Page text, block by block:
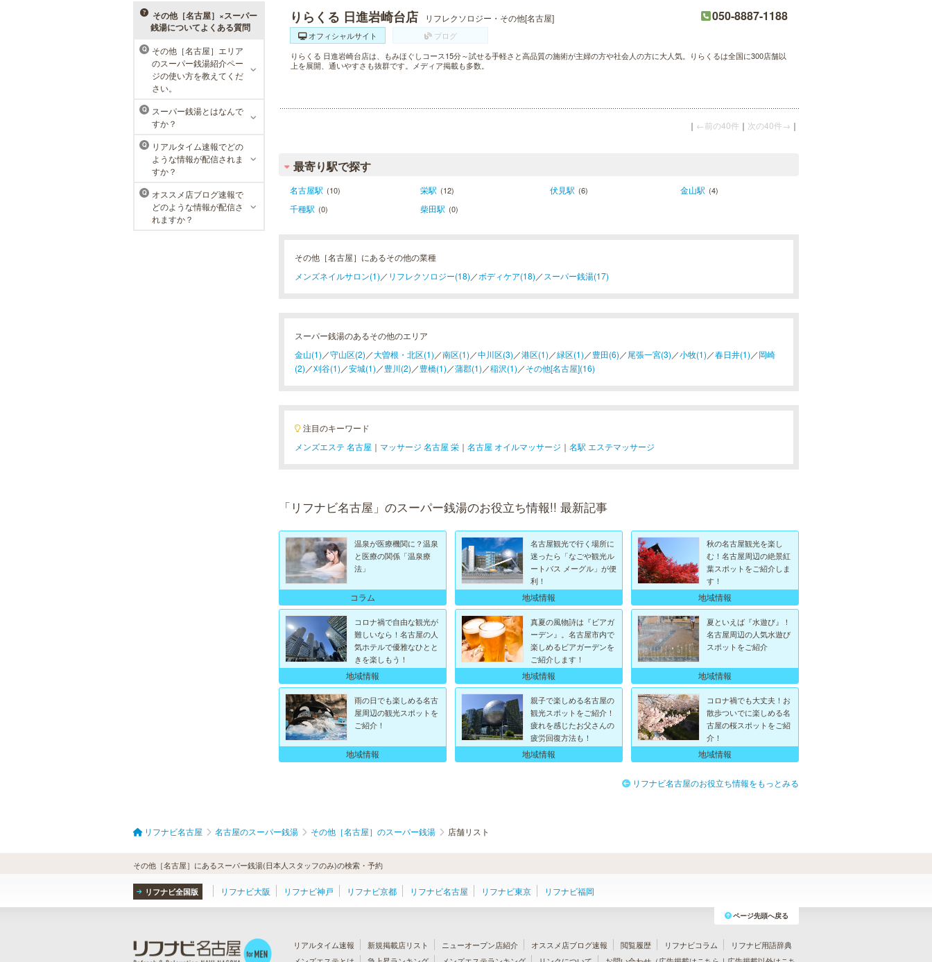
メニューをご用意。お得な体験コー
スも多数！
MEN’S TBC 名古屋本店
メンズTBCは、創業以来男性の健康
的な美を追究してきました。豊富な
脱毛メニューを始め、フェイシャル
ケア、下腹引き締め等、各種お得な
体験コースを取り揃えています。選
べる種類の多さで初めての方も安心
です。
その他［名古屋］×スーパー
銭湯についてよくある質問
Q
その他［名古屋］エリア
のスーパー銭湯紹介ペー
ジの使い方を教えてくだ
さい。
Q
スーパー銭湯とはなんで
すか？
Q
リアルタイム速報でどの
ような情報が配信されま
すか？
Q
オススメ店ブログ速報で
どのような情報が配信さ
れますか？
りらくる 日進岩崎台店 リフレクソロジー・その他[名古屋] 050-8887-1188
オフィシャルサイト
ブログ
りらくる 日進岩崎台店は、もみほぐしコース15分～試せる手軽さと高品質の施術が主婦の方や社会人の方に大人気。りらくるは全国に300店舗以
上を展開、通いやすさも抜群です。メディア掲載も多数。
｜ ←前の40件 ｜ 次の40件→ ｜
最寄り駅で探す
名古屋駅 (10) 栄駅 (12) 伏見駅 (6) 金山駅 (4)
千種駅 (0) 柴田駅 (0)
その他［名古屋］にあるその他の業種
メンズネイルサロン(1) ／ リフレクソロジー(18) ／ボディケア(18) ／ スーパー銭湯(17)
スーパー銭湯のあるその他のエリア
金山(1) ／守山区(2) ／大曽根・北区(1) ／南区(1) ／中川区(3) ／港区(1) ／緑区(1) ／豊田(6) ／尾張一宮(3) ／小牧(1) ／春日井(1) ／岡崎
(2) ／刈谷(1) ／安城(1) ／豊川(2) ／豊橋(1) ／蒲郡(1) ／稲沢(1) ／その他[名古屋](16)
注目のキーワード
メンズエステ 名古屋 ｜ マッサージ 名古屋 栄 ｜ 名古屋 オイルマッサージ ｜ 名駅 エステマッサージ
「リフナビ名古屋」のスーパー銭湯のお役立ち情報!! 最新記事
温泉が医療機関に？温泉
と医療の関係「温泉療
法」
コラム
名古屋観光で行く場所に
迷ったら「なごや観光ル
ートバス メーグル」が便
利！
地域情報
秋の名古屋観光を楽し
む！名古屋周辺の絶景紅
葉スポットをご紹介しま
す！
地域情報
コロナ禍で自由な観光が
難しいなら！名古屋の人
気ホテルで優雅なひとと
きを楽しもう！
地域情報
真夏の風物詩は『ビアガ
ーデン』。名古屋市内で
楽しめるビアガーデンを
ご紹介します！
地域情報
夏といえば『水遊び』！
名古屋周辺の人気水遊び
スポットをご紹介
地域情報
雨の日でも楽しめる名古
屋周辺の観光スポットを
ご紹介！
地域情報
親子で楽しめる名古屋の
観光スポットをご紹介！
疲れを感じたお父さんの
疲労回復方法も！
地域情報
コロナ禍でも大丈夫！お
散歩ついでに楽しめる名
古屋の桜スポットをご紹
介！
地域情報
リフナビ名古屋のお役立ち情報をもっとみる
リフナビ名古屋 名古屋のスーパー銭湯 その他［名古屋］のスーパー銭湯 店舗リスト
その他［名古屋］にあるスーパー銭湯(日本人スタッフのみ)の検索・予約
リフナビ全国版 リフナビ大阪 リフナビ神戸 リフナビ京都 リフナビ名古屋 リフナビ東京 リフナビ福岡
ページ先頭へ戻る
リアルタイム速報 新規掲載店リスト ニューオープン店紹介 オススメ店ブログ速報 閲覧履歴 リフナビコラム
リフナビ用語辞典